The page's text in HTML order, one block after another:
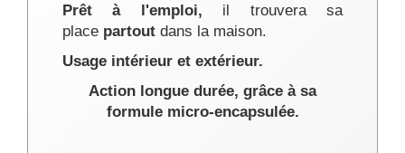
Prêt à l'emploi, il trouvera sa
place partout dans la maison.
Usage intérieur et extérieur.
Action longue durée, grâce à sa
formule micro-encapsulée.